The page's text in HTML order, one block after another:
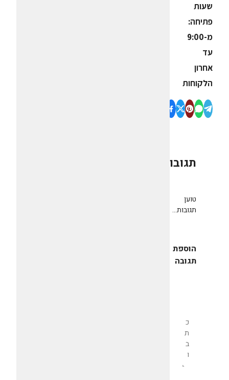
שעות
פתיחה:
מ-9:00
עד
אחרון
הלקוחות
תגובות
טוען
תגובות...
הוספת
תגובה